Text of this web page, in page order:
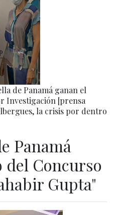
de Panamá ganan el
Investigación [prensa
la crisis por dentro
Panamá
del Concurso
Gupta"